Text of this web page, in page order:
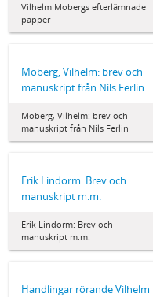
Vilhelm Mobergs efterlämnade
papper
Moberg, Vilhelm: brev och
manuskript från Nils Ferlin
Moberg, Vilhelm: brev och
manuskript från Nils Ferlin
Erik Lindorm: Brev och
manuskript m.m.
Erik Lindorm: Brev och
manuskript m.m.
Handlingar rörande Vilhelm